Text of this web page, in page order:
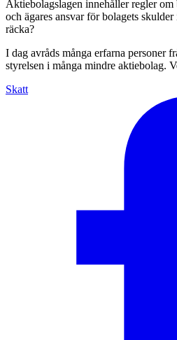
Aktiebolagslagen innehåller regler
och ägares ansvar för bolagets
räcka?
I dag avråds många erfarna personer
styrelsen i många mindre aktiebolag.
Skatt